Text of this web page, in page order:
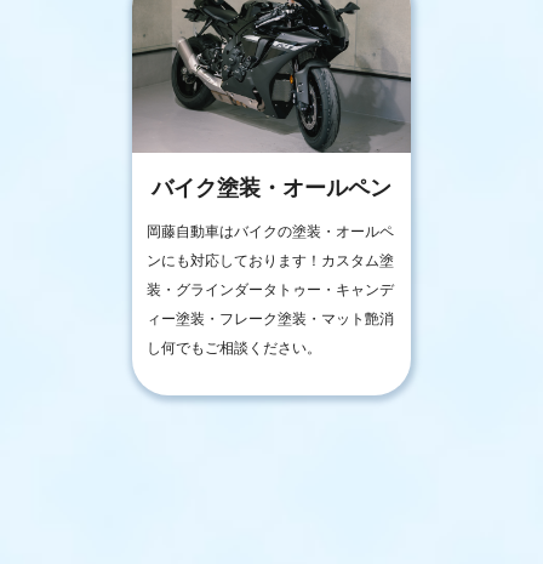
バイク塗装・オールペン
岡藤自動車はバイクの塗装・オールペ
ンにも対応しております！カスタム塗
装・グラインダータトゥー・キャンデ
ィー塗装・フレーク塗装・マット艶消
し何でもご相談ください。